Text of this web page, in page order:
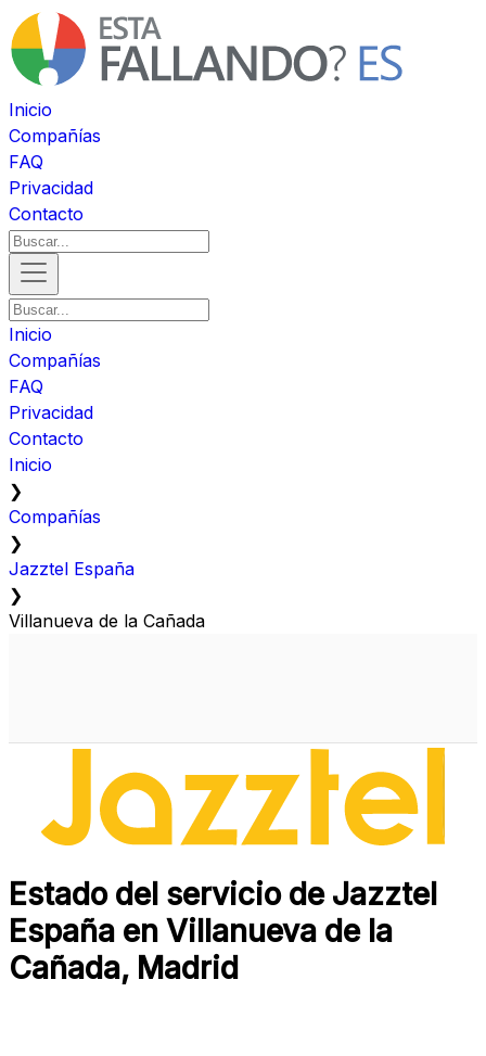
Inicio
Compañías
FAQ
Privacidad
Contacto
Inicio
Compañías
FAQ
Privacidad
Contacto
Inicio
❯
Compañías
❯
Jazztel España
❯
Villanueva de la Cañada
Estado del servicio de Jazztel
España en Villanueva de la
Cañada, Madrid